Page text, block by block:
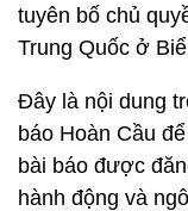
tuyên bố chủ
Trung Quốc ở
Đây là nội dung
báo Hoàn Cầu
bài báo được
hành động và